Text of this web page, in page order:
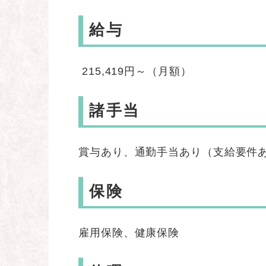
給与
215,419円～（月額）
諸手当
賞与あり、通勤手当あり（支給要件
保険
雇用保険、健康保険